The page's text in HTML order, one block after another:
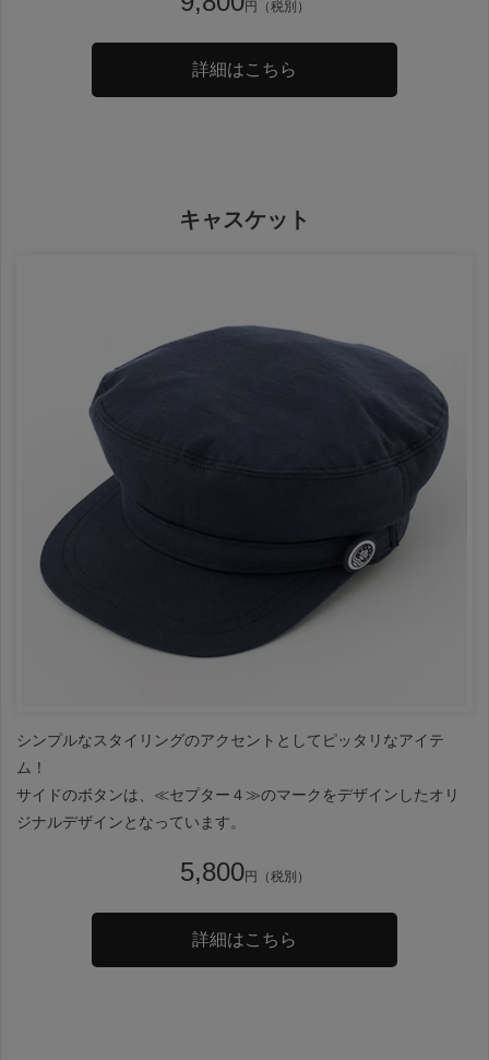
円（税別）
詳細はこちら
キャスケット
シンプルなスタイリングのアクセントとしてピッタリなアイテ
ム！
サイドのボタンは、≪セプター４≫のマークをデザインしたオリ
ジナルデザインとなっています。
5,800円（税別）
詳細はこちら